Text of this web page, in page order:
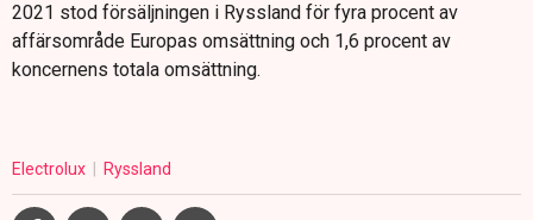
2021 stod försäljningen i Ryssland för fyra procent av
affärsområde Europas omsättning och 1,6 procent av
koncernens totala omsättning.
Electrolux Ryssland